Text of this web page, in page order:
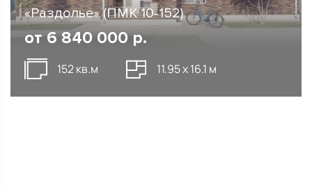
«Раздолье» (ПМК 10-152)
от6 840 000р.
152 кв.м 11.95 х 16.1 м